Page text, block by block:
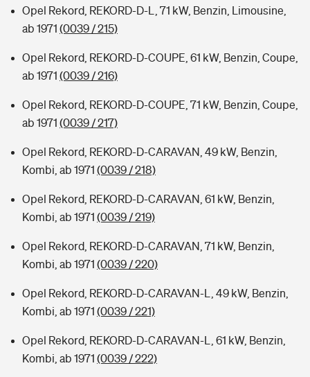
Opel Rekord, REKORD-D-L, 71 kW, Benzin, Limousine,
ab 1971 (0039 / 215)
Opel Rekord, REKORD-D-COUPE, 61 kW, Benzin, Coupe,
ab 1971 (0039 / 216)
Opel Rekord, REKORD-D-COUPE, 71 kW, Benzin, Coupe,
ab 1971 (0039 / 217)
Opel Rekord, REKORD-D-CARAVAN, 49 kW, Benzin,
Kombi, ab 1971 (0039 / 218)
Opel Rekord, REKORD-D-CARAVAN, 61 kW, Benzin,
Kombi, ab 1971 (0039 / 219)
Opel Rekord, REKORD-D-CARAVAN, 71 kW, Benzin,
Kombi, ab 1971 (0039 / 220)
Opel Rekord, REKORD-D-CARAVAN-L, 49 kW, Benzin,
Kombi, ab 1971 (0039 / 221)
Opel Rekord, REKORD-D-CARAVAN-L, 61 kW, Benzin,
Kombi, ab 1971 (0039 / 222)